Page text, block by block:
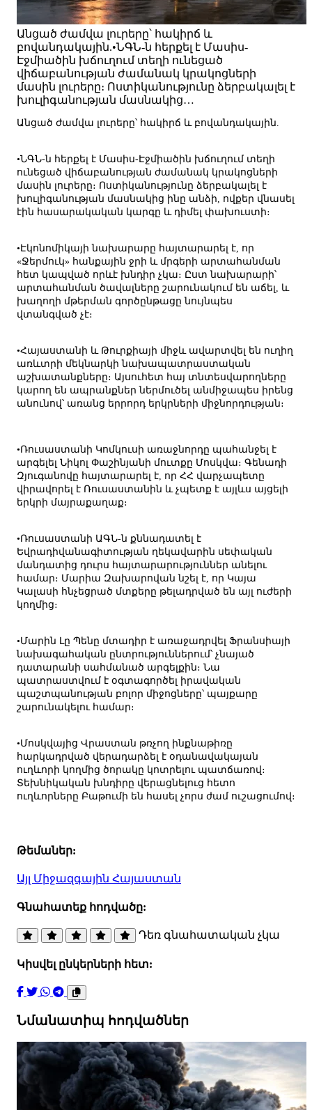
Անցած ժամվա լուրերը՝ հակիրճ և
բովանդակային.•ՆԳՆ-ն հերքել է Մասիս-
Էջմիածին խճուղում տեղի ունեցած
վիճաբանության ժամանակ կրակոցների
մասին լուրերը։ Ոստիկանությունը ձերբակալել է
խուլիգանության մասնակից…
Անցած ժամվա լուրերը՝ հակիրճ և բովանդակային.
•ՆԳՆ-ն հերքել է Մասիս-Էջմիածին խճուղում տեղի
ունեցած վիճաբանության ժամանակ կրակոցների
մասին լուրերը։ Ոստիկանությունը ձերբակալել է
խուլիգանության մասնակից ինը անձի, ովքեր վնասել
էին հասարակական կարգը և դիմել փախուստի։
•Էկոնոմիկայի նախարարը հայտարարել է, որ
«Ջերմուկ» հանքային ջրի և մրգերի արտահանման
հետ կապված որևէ խնդիր չկա։ Ըստ նախարարի՝
արտահանման ծավալները շարունակում են աճել, և
խաղողի մթերման գործընթացը նույնպես
վտանգված չէ։
•Հայաստանի և Թուրքիայի միջև ավարտվել են ուղիղ
առևտրի մեկնարկի նախապատրաստական
աշխատանքները։ Այսուհետ հայ տնտեսվարողները
կարող են ապրանքներ ներմուծել անմիջապես իրենց
անունով՝ առանց երրորդ երկրների միջնորդության։
•Ռուսաստանի Կոմկուսի առաջնորդը պահանջել է
արգելել Նիկոլ Փաշինյանի մուտքը Մոսկվա։ Գենադի
Զյուգանովը հայտարարել է, որ ՀՀ վարչապետը
վիրավորել է Ռուսաստանին և չպետք է այլևս այցելի
երկրի մայրաքաղաք։
•Ռուսաստանի ԱԳՆ-ն քննադատել է
Եվրադիվանագիտության ղեկավարին սեփական
մանդատից դուրս հայտարարություններ անելու
համար։ Մարիա Զախարովան նշել է, որ Կայա
Կալասի հնչեցրած մտքերը թելադրված են այլ ուժերի
կողմից։
•Մարին Լը Պենը մտադիր է առաջադրվել Ֆրանսիայի
նախագահական ընտրություններում՝ չնայած
դատարանի սահմանած արգելքին։ Նա
պատրաստվում է օգտագործել իրավական
պաշտպանության բոլոր միջոցները՝ պայքարը
շարունակելու համար։
•Մոսկվայից Վրաստան թռչող ինքնաթիռը
հարկադրված վերադարձել է օդանավակայան
ուղևորի կողմից ծորակը կոտրելու պատճառով։
Տեխնիկական խնդիրը վերացնելուց հետո
ուղևորները Բաթումի են հասել չորս ժամ ուշացումով։
Թեմաներ:
Այլ Միջազգային Հայաստան
Գնահատեք հոդվածը:
Դեռ գնահատական չկա
Կիսվել ընկերների հետ:
Նմանատիպ հոդվածներ